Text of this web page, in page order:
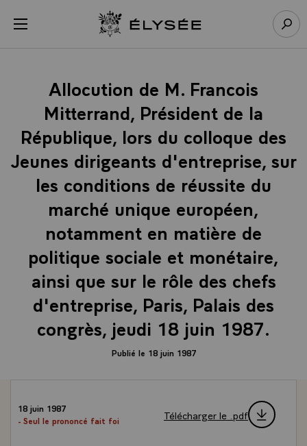
menu Retour à l’accueil Élysée
Allocution de M. Francois
Mitterrand, Président de la
République, lors du colloque des
Jeunes dirigeants d'entreprise, sur
les conditions de réussite du
marché unique européen,
notamment en matière de
politique sociale et monétaire,
ainsi que sur le rôle des chefs
d'entreprise, Paris, Palais des
congrès, jeudi 18 juin 1987.
Publié le 18 juin 1987
18 juin 1987
- Seul le prononcé fait foi
Télécharger le .pdf
Panneau de gestion des cookies